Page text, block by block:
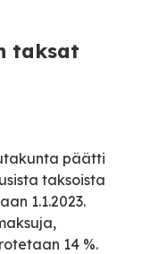
taksat
päätti
taksoista
1.1.2023.
14 %.